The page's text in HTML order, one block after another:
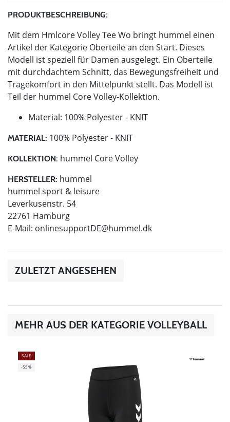
PRODUKTBESCHREIBUNG:
Mit dem Hmlcore Volley Tee Wo bringt hummel einen
Artikel der Kategorie Oberteile an den Start. Dieses
Modell ist speziell für Damen ausgelegt. Ein Oberteile
mit durchdachtem Schnitt, das Bewegungsfreiheit und
Tragekomfort in den Mittelpunkt stellt. Das Modell ist
Teil der hummel Core Volley-Kollektion.
Material: 100% Polyester - KNIT
MATERIAL: 100% Polyester - KNIT
KOLLEKTION: hummel Core Volley
HERSTELLER: hummel
hummel sport & leisure
Leverkusenstr. 54
22761 Hamburg
E-Mail: onlinesupportDE@hummel.dk
ZULETZT ANGESEHEN
MEHR AUS DER KATEGORIE VOLLEYBALL
SALE
-55%